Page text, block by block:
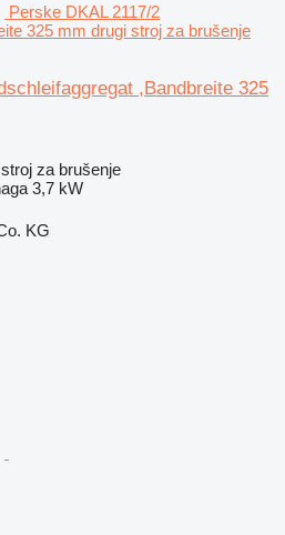
Perske DKAL 2117/2
325 mm drugi stroj za brušenje
,Bandbreite 325
za brušenje
3,7 kW
KG